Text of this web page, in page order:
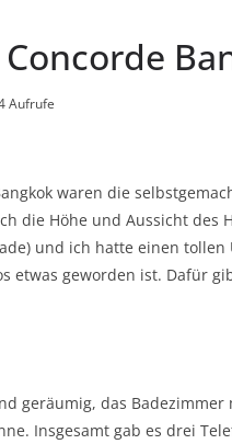
Aufrufe
waren die
die Höhe und Aussicht des
und ich hatte einen
etwas geworden ist. Dafür
geräumig, das
Insgesamt gab es drei